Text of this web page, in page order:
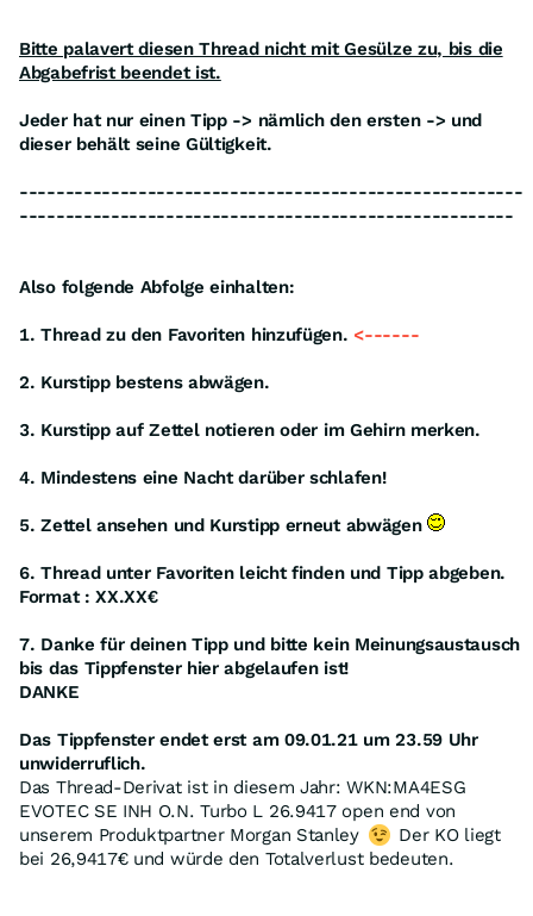
Bitte palavert diesen Thread nicht mit Gesülze zu, bis die
Abgabefrist beendet ist.
Jeder hat nur einen Tipp -> nämlich den ersten -> und
dieser behält seine Gültigkeit.
-------------------------------------------------------
------------------------------------------------------
Also folgende Abfolge einhalten:
1. Thread zu den Favoriten hinzufügen. <------
2. Kurstipp bestens abwägen.
3. Kurstipp auf Zettel notieren oder im Gehirn merken.
4. Mindestens eine Nacht darüber schlafen!
5. Zettel ansehen und Kurstipp erneut abwägen
6. Thread unter Favoriten leicht finden und Tipp abgeben.
Format : XX.XX€
7. Danke für deinen Tipp und bitte kein Meinungsaustausch
bis das Tippfenster hier abgelaufen ist!
DANKE
Das Tippfenster endet erst am 09.01.21 um 23.59 Uhr
unwiderruflich.
Das Thread-Derivat ist in diesem Jahr: WKN:MA4ESG
EVOTEC SE INH O.N. Turbo L 26.9417 open end von
unserem Produktpartner Morgan Stanley
Der KO liegt
bei 26,9417€ und würde den Totalverlust bedeuten.